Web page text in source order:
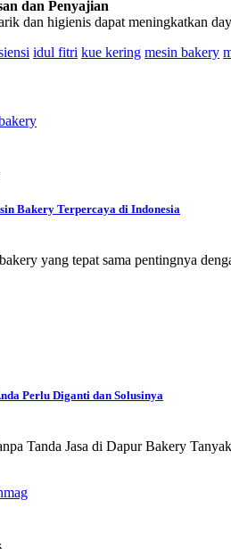
dan Penyajian
dan higienis dapat meningkatkan
idul fitri kue kering mesin bakery
Bakery Terpercaya di Indonesia
yang tepat sama pentingnya
Perlu Diganti dan Solusinya
Tanda Jasa di Dapur Bakery